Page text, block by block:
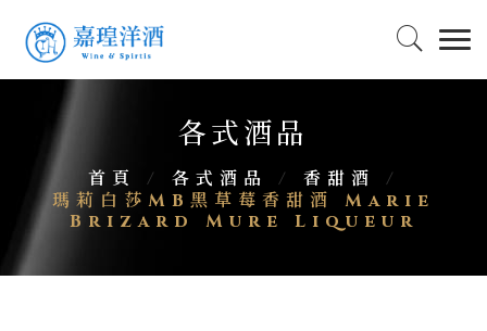
各式酒品
首頁 / 各式酒品 / 香甜酒
/
瑪莉白莎MB黑草莓香甜酒 Marie
Brizard Mure Liqueur